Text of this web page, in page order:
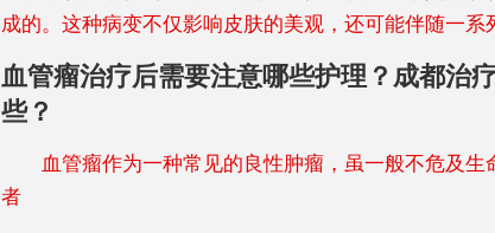
成的。这种病变不仅影响皮肤的美观，还可能伴随一系
血管瘤治疗后需要注意哪些护理？成都治
些？
血管瘤作为一种常见的良性肿瘤，虽一般不危及生
者